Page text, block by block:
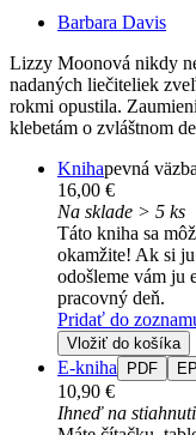
Barbara Davis
Lizzy Moonová nikdy
nadaných liečiteliek
rokmi opustila.
klebetám o zvláštnom
Knihapevná
16,00 €
Na sklade > 5 ks
Táto kniha sa
okamžite! Ak si
odošleme vám ju
pracovný deň.
Pridať do
Vložiť do košíka
E-kniha PDF
10,90 €
Ihneď na